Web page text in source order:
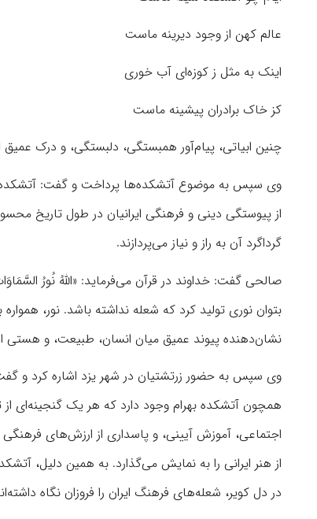
عالم کهن از وجود دیرینه ماست
اینک به مثل ز کوزه‌ای آب خوری
کز خاک برادران پیشینه ماست
چنین ابیاتی، پیام‌آور همبستگی، دلبستگی، و درک عمیق
وی سپس به موضوع آتشکده‌ها پرداخت و گفت: آتشکده‌ها
از پیوستگی دینی و فرهنگی ایرانیان در طول تاریخ
گرداگرد آن به راز و نیاز می‌پردازند.
بتوان نوری تولید کرد که شعله نداشته باشد. نور،
نشان‌دهنده پیوند عمیق میان انسان، طبیعت، و
وی سپس به حضور زرتشتیان در شهر یزد اشاره کرد و
همچون آتشکده بهرام وجود دارد که هر یک گنجینه‌ای
اجتماعی، آموزش آیینی، و پاسداری از ارزش‌های
از هنر ایرانی را به نمایش می‌گذارد. به همین دلیل،
در دل کویر، شعله‌های فرهنگ ایران را فروزان نگاه